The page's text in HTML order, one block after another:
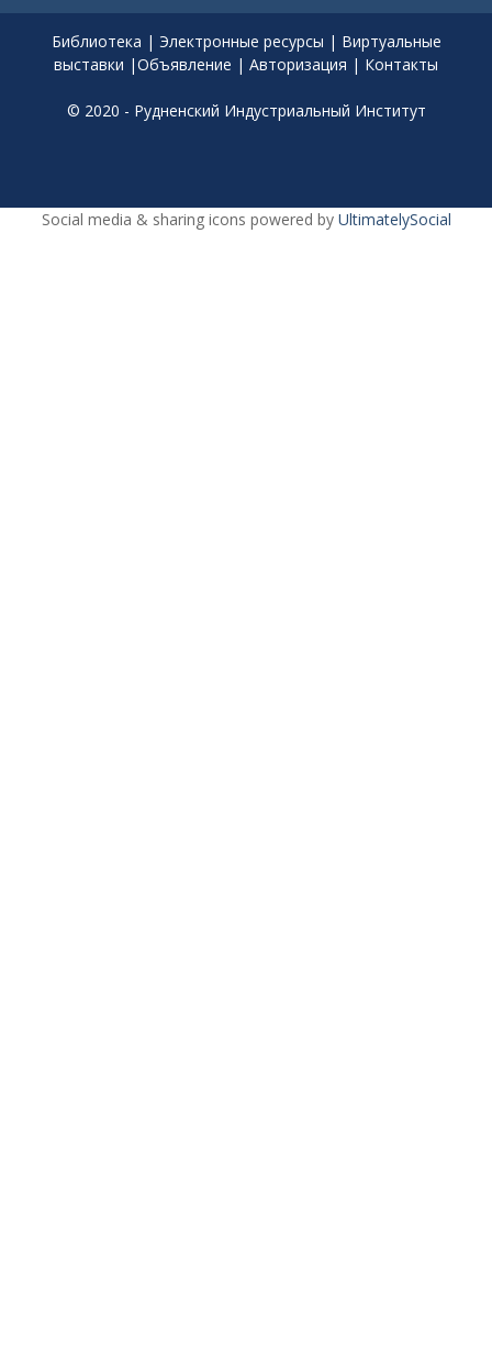
Библиотека | Электронные ресурсы | Виртуальные
выставки |Объявление | Авторизация | Контакты
© 2020 - Рудненский Индустриальный Институт
Social media & sharing icons powered by UltimatelySocial